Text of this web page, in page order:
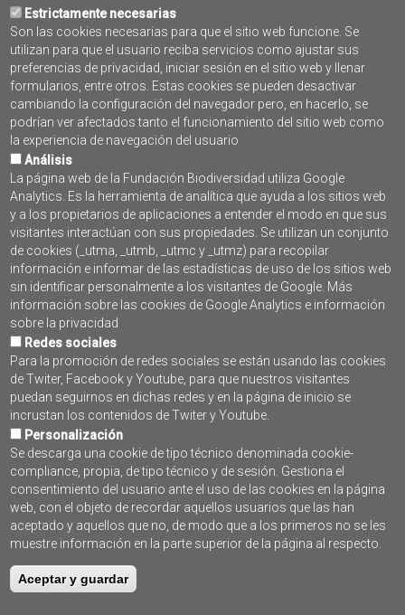
interacción directa con públicos específicos, como el sector
pesquero, el sector privado, etc. Además, se integrarán contenidos
relacionados con el proyecto en las visitas guiadas que se
realicen en el observatorio Nautilus.
La campaña busca un alcance directo cuantificable de al menos
1.000 personas y un alcance indirecto estimado de 10.000,
asegurando la difusión efectiva de los resultados y fomentando la
sensibilización sobre la importancia de las SbN.
SUSCRÍBETE AL BOLETÍN
PROGRAMA PLEAMAR
Contacto
Accesibilidad
Aviso Legal
Estrictamente necesarias
Son las cookies necesarias para que el sitio web funcione. Se
utilizan para que el usuario reciba servicios como ajustar sus
preferencias de privacidad, iniciar sesión en el sitio web y llenar
formularios, entre otros. Estas cookies se pueden desactivar
cambiando la configuración del navegador pero, en hacerlo, se
podrían ver afectados tanto el funcionamiento del sitio web como
la experiencia de navegación del usuario
Análisis
La página web de la Fundación Biodiversidad utiliza Google
Analytics. Es la herramienta de analítica que ayuda a los sitios web
y a los propietarios de aplicaciones a entender el modo en que sus
visitantes interactúan con sus propiedades. Se utilizan un conjunto
de cookies (_utma, _utmb, _utmc y _utmz) para recopilar
información e informar de las estadísticas de uso de los sitios web
sin identificar personalmente a los visitantes de Google. Más
información sobre las cookies de Google Analytics e información
sobre la privacidad
Redes sociales
Para la promoción de redes sociales se están usando las cookies
de Twiter, Facebook y Youtube, para que nuestros visitantes
puedan seguirnos en dichas redes y en la página de inicio se
incrustan los contenidos de Twiter y Youtube.
Personalización
Se descarga una cookie de tipo técnico denominada cookie-
compliance, propia, de tipo técnico y de sesión. Gestiona el
consentimiento del usuario ante el uso de las cookies en la página
web, con el objeto de recordar aquellos usuarios que las han
aceptado y aquellos que no, de modo que a los primeros no se les
muestre información en la parte superior de la página al respecto.
Aceptar y guardar